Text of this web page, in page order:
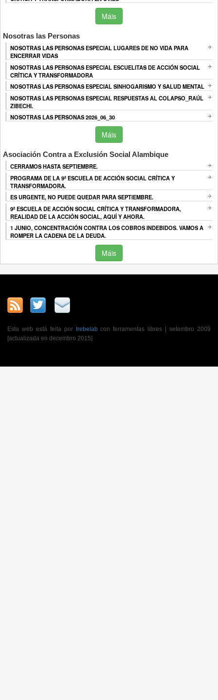
Máis
Nosotras las Personas
NOSOTRAS LAS PERSONAS ESPECIAL LUGARES DE NO VIDA PARA
ENCERRAR VIDAS
NOSOTRAS LAS PERSONAS ESPECIAL ESCUELITAS DE ACCIÓN SOCIAL
CRÍTICA Y TRANSFORMADORA
NOSOTRAS LAS PERSONAS ESPECIAL SINHOGARISMO Y SALUD MENTAL
NOSOTRAS LAS PERSONAS ESPECIAL RESPUESTAS AL COLAPSO_RAÚL
ZIBECHI.
NOSOTRAS LAS PERSONAS 2026_06_30
Máis
Asociación Contra a Exclusión Social Alambique
CERRAMOS HASTA SEPTIEMBRE.
PROGRAMA DE LA 9ª ESCUELA DE ACCIÓN SOCIAL CRÍTICA Y
TRANSFORMADORA.
ES URGENTE, NO PUEDE QUEDAR PARA SEPTIEMBRE.
9ª ESCUELA DE ACCIÓN SOCIAL CRÍTICA Y TRANSFORMADORA,
REALIDAD DE LA ACCIÓN SOCIAL, AQUÍ Y AHORA.
1 JUNIO, CONCENTRACIÓN CONTRA LOS COBROS INDEBIDOS. VAMOS A
ROMPER LA CADENA DE LA DEUDA.
Máis
Esta web está feita por trebelabcon ferramentas libres | setembro 2009
[actualizada en decembro 2015]